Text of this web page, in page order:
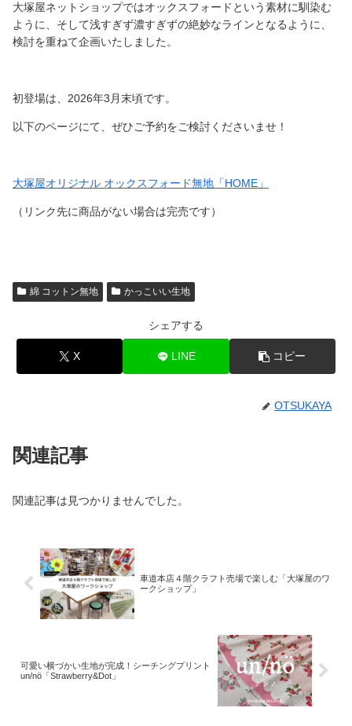
大塚屋ネットショップではオックスフォードという素材に馴染む
ように、そして浅すぎず濃すぎずの絶妙なラインとなるように、
検討を重ねて企画いたしました。
初登場は、2026年3月末頃です。
以下のページにて、ぜひご予約をご検討くださいませ！
大塚屋オリジナル オックスフォード無地「HOME」
（リンク先に商品がない場合は完売です）
綿 コットン無地 かっこいい生地
シェアする
X LINE コピー
OTSUKAYA
関連記事
関連記事は見つかりませんでした。
車道本店４階クラフト売場で楽しむ「大塚屋のワ
ークショップ」
可愛い横づかい生地が完成！シーチングプリント
un/nö「Strawberry&Dot」